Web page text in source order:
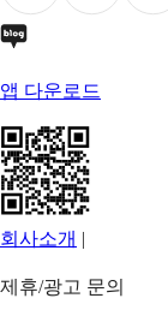
앱 다운로드
회사소개 |
제휴/광고 문의